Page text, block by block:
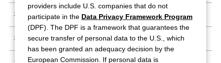
不正情報窓口
著作ガイドライン
providers include U.S. companies that do not
participate in the Data Privacy Framework Program
(DPF). The DPF is a framework that guarantees the
secure transfer of personal data to the U.S., which
has been granted an adequacy decision by the
European Commission. If personal data is